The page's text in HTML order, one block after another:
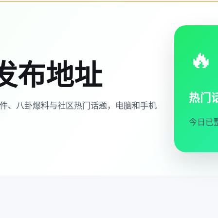
布地址
、八卦爆料与社区热门话题，电脑和手机
🔥
热门
今日已